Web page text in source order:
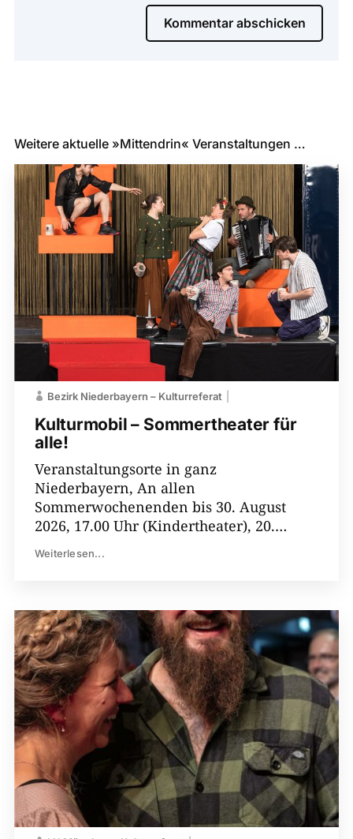
Kommentar abschicken
Weitere aktuelle »Mittendrin« Veranstaltungen …
Kulturmobil – Sommertheater für
alle!
Bezirk Niederbayern – Kulturreferat
Veranstaltungsorte in ganz
Niederbayern, An allen
Sommerwochenenden bis 30. August
2026, 17.00 Uhr (Kindertheater), 20.…
Weiterlesen...